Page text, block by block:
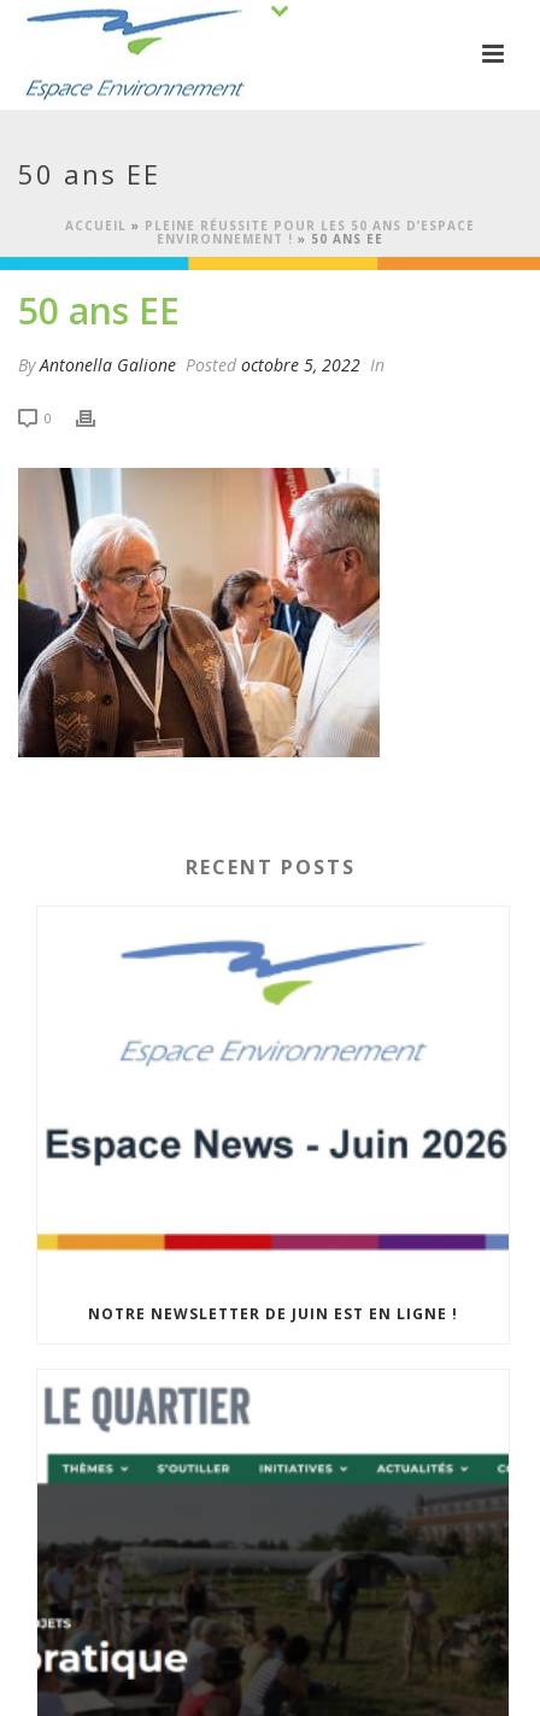
50 ans EE
ACCUEIL » PLEINE RÉUSSITE POUR LES 50 ANS D’ESPACE
ENVIRONNEMENT ! » 50 ANS EE
50 ans EE
ByAntonella Galione Posted octobre 5, 2022 In
0
RECENT POSTS
NOTRE NEWSLETTER DE JUIN EST EN LIGNE !